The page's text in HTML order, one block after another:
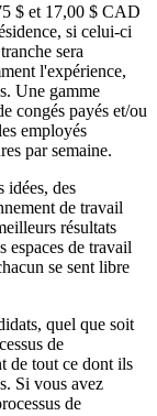
$ et 17,00 $ CAD
si celui-ci
sera
l'expérience,
Une gamme
congés payés et/ou
employés
par semaine.
idées, des
de travail
résultats
espaces de travail
se sent libre
quel que soit
de
de tout ce dont ils
Si vous avez
de